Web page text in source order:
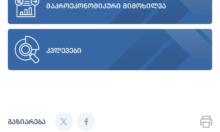
მაკროეკონომიკური მიმოხილვა
კვლევები
გაზიარება